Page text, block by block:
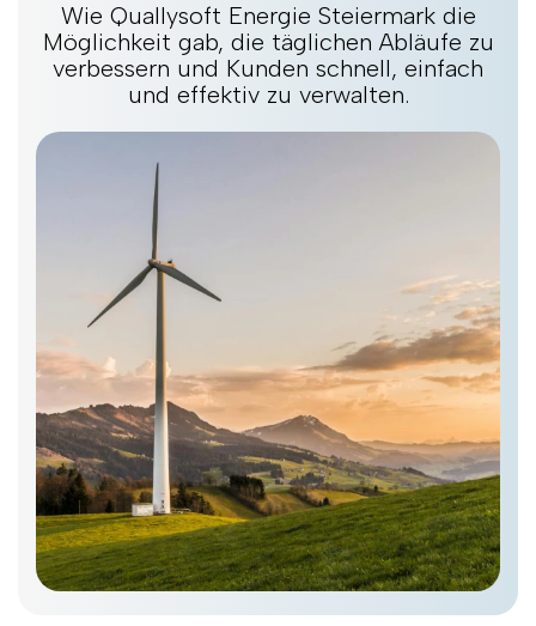
Wie Quallysoft Energie Steiermark die
Möglichkeit gab, die täglichen Abläufe zu
verbessern und Kunden schnell, einfach
und effektiv zu verwalten.